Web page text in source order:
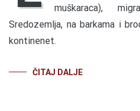
muškaraca),
Sredozemlja, na barkama i
kontinenet.
ČITAJ DALJE